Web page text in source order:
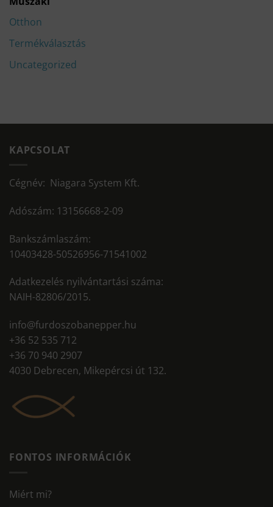
Otthon
Termékválasztás
Uncategorized
KAPCSOLAT
Cégnév: Niagara System Kft.
Adószám: 13156668-2-09
Bankszámlaszám:
10403428-50526956-71541002
Adatkezelés nyilvántartási száma:
NAIH-82806/2015.
info@furdoszobanepper.hu
+36 52 535 712
+36 70 940 2907
4030 Debrecen, Mikepércsi út 132.
FONTOS INFORMÁCIÓK
Miért mi?